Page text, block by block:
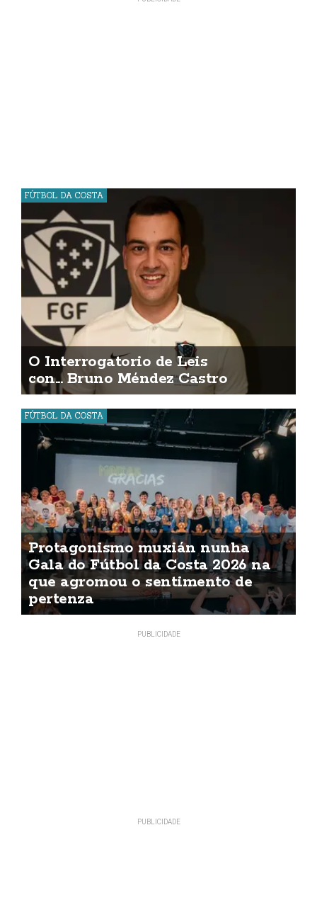
FÚTBOL DA COSTA
O Interrogatorio de Leis
con... Bruno Méndez Castro
FÚTBOL DA COSTA
Protagonismo muxián nunha
Gala do Fútbol da Costa 2026 na
que agromou o sentimento de
pertenza